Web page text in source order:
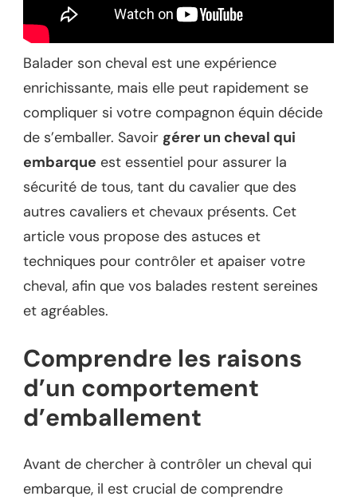
Balader son cheval est une expérience
enrichissante, mais elle peut rapidement se
compliquer si votre compagnon équin décide
de s’emballer. Savoir gérer un cheval qui
embarque est essentiel pour assurer la
sécurité de tous, tant du cavalier que des
autres cavaliers et chevaux présents. Cet
article vous propose des astuces et
techniques pour contrôler et apaiser votre
cheval, afin que vos balades restent sereines
et agréables.
Comprendre les raisons
d’un comportement
d’emballement
Avant de chercher à contrôler un cheval qui
embarque, il est crucial de comprendre